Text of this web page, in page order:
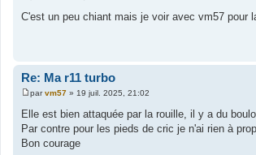
M
e
s
C'est un peu chiant mais je voir avec vm57 pour
Re: Ma r11 turbo
M
e
s
s
a
g
parvm57 » 19 juil. 2025, 21:02
Elle est bien attaquée par la rouille, il y a du
Par contre pour les pieds de cric je n'ai rien à
Bon courage